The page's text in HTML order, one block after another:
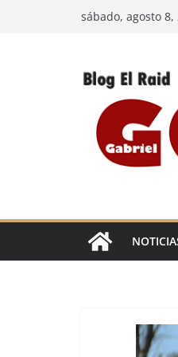
sábado, agosto 8,
EL